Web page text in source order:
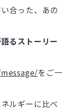
合った、あの
るストーリー
をご一
ルギーに比べ